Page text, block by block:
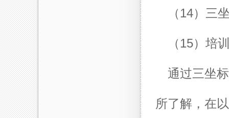
（14）三
（15）培
通过三坐
所了解，在